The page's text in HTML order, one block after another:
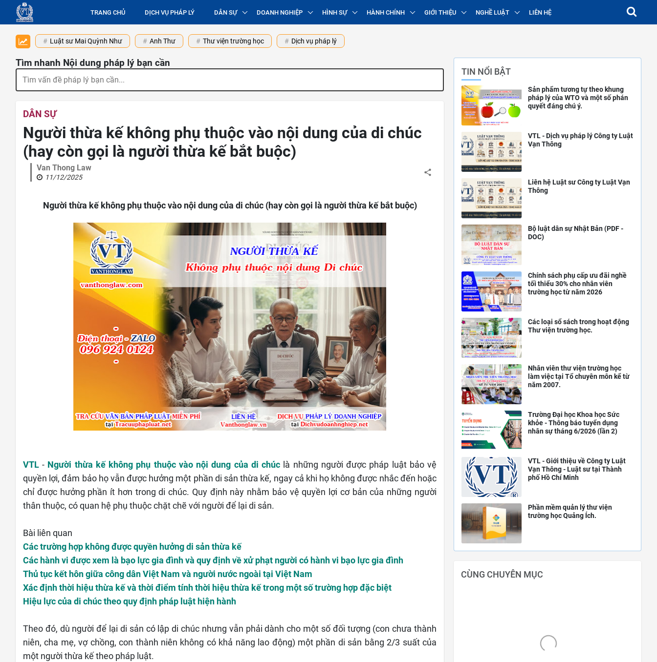
TRANG CHỦ DỊCH VỤ PHÁP LÝ DÂN SỰ DOANH NGHIỆP HÌNH SỰ HÀNH CHÍNH GIỚI THIỆU NGHỀ LUẬT LIÊN HỆ
Luật sư Mai Quỳnh Như Anh Thư Thư viện trường học Dịch vụ pháp lý
Tìm nhanh Nội dung pháp lý bạn cần
DÂN SỰ
Người thừa kế không phụ thuộc vào nội dung của di chúc
(hay còn gọi là người thừa kế bắt buộc)
Van Thong Law
11/12/2025
Người thừa kế không phụ thuộc vào nội dung của di chúc (hay còn gọi là người thừa kế bắt buộc)
VTL - Người thừa kế không phụ thuộc vào nội dung của di chúc là những người được pháp luật bảo vệ
quyền lợi, đảm bảo họ vẫn được hưởng một phần di sản thừa kế, ngay cả khi họ không được nhắc đến hoặc
chỉ được hưởng phần ít hơn trong di chúc. Quy định này nhằm bảo vệ quyền lợi cơ bản của những người
thân thuộc, có quan hệ phụ thuộc chặt chẽ với người để lại di sản.
Bài liên quan
Các trường hợp không được quyền hưởng di sản thừa kế
Các hành vi được xem là bạo lực gia đình và quy định về xử phạt người có hành vi bạo lực gia đình
Thủ tục kết hôn giữa công dân Việt Nam và người nước ngoài tại Việt Nam
Xác định thời hiệu thừa kế và thời điểm tính thời hiệu thừa kế trong một số trường hợp đặc biệt
Hiệu lực của di chúc theo quy định pháp luật hiện hành
Theo đó, dù người để lại di sản có lập di chúc nhưng vẫn phải dành cho một số đối tượng (con chưa thành
niên, cha mẹ, vợ chồng, con thành niên không có khả năng lao động) một phần di sản bằng 2/3 suất của
một người thừa kế theo pháp luật.
TIN NỔI BẬT
Sản phẩm tương tự theo khung
pháp lý của WTO và một số phán
quyết đáng chú ý.
VTL - Dịch vụ pháp lý Công ty Luật
Vạn Thông
Liên hệ Luật sư Công ty Luật Vạn
Thông
Bộ luật dân sự Nhật Bản (PDF -
DOC)
Chính sách phụ cấp ưu đãi nghề
tối thiểu 30% cho nhân viên
trường học từ năm 2026
Các loại sổ sách trong hoạt động
Thư viện trường học.
Nhân viên thư viện trường học
làm việc tại Tổ chuyên môn kể từ
năm 2007.
Trường Đại học Khoa học Sức
khỏe - Thông báo tuyển dụng
nhân sự tháng 6/2026 (lần 2)
VTL - Giới thiệu về Công ty Luật
Vạn Thông - Luật sư tại Thành
phố Hồ Chí Minh
Phần mềm quản lý thư viện
trường học Quảng Ích.
CÙNG CHUYÊN MỤC